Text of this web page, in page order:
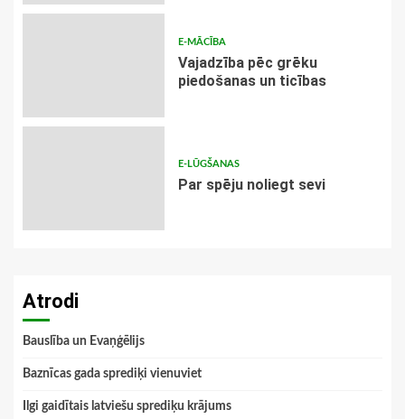
E-MĀCĪBA
Vajadzība pēc grēku
piedošanas un ticības
E-LŪGŠANAS
Par spēju noliegt sevi
Atrodi
Bauslība un Evaņģēlijs
Baznīcas gada sprediķi vienuviet
Ilgi gaidītais latviešu sprediķu krājums